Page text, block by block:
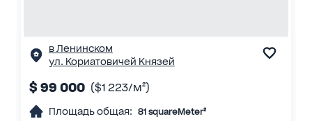
в Ленинском
ул. Кориатовичей Князей
$ 99 000 ($1 223/м²)
Площадь общая: 81 squareMeter²